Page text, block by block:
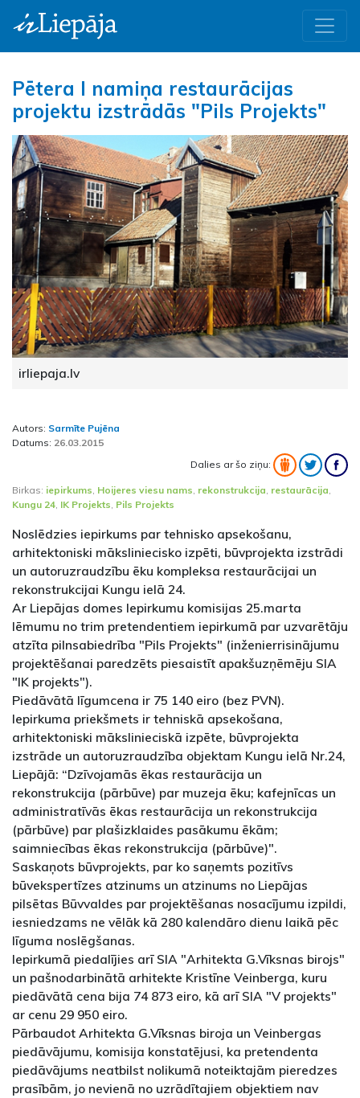
Pētera I namiņa restaurācijas
projektu izstrādās "Pils Projekts"
irliepaja.lv
Autors: Sarmīte Pujēna
Datums: 26.03.2015
Dalies ar šo ziņu:
Birkas: iepirkums, Hoijeres viesu nams, rekonstrukcija, restaurācija,
Kungu 24, IK Projekts, Pils Projekts
Noslēdzies iepirkums par tehnisko apsekošanu,
arhitektoniski māksliniecisko izpēti, būvprojekta izstrādi
un autoruzraudzību ēku kompleksa restaurācijai un
rekonstrukcijai Kungu ielā 24.
Ar Liepājas domes Iepirkumu komisijas 25.marta
lēmumu no trim pretendentiem iepirkumā par uzvarētāju
atzīta pilnsabiedrība "Pils Projekts" (inženierrisinājumu
projektēšanai paredzēts piesaistīt apakšuzņēmēju SIA
"IK projekts").
Piedāvātā līgumcena ir 75 140 eiro (bez PVN).
Iepirkuma priekšmets ir tehniskā apsekošana,
arhitektoniski mākslinieciskā izpēte, būvprojekta
izstrāde un autoruzraudzība objektam Kungu ielā Nr.24,
Liepājā: “Dzīvojamās ēkas restaurācija un
rekonstrukcija (pārbūve) par muzeja ēku; kafejnīcas un
administratīvās ēkas restaurācija un rekonstrukcija
(pārbūve) par plašizklaides pasākumu ēkām;
saimniecības ēkas rekonstrukcija (pārbūve)".
Saskaņots būvprojekts, par ko saņemts pozitīvs
būvekspertīzes atzinums un atzinums no Liepājas
pilsētas Būvvaldes par projektēšanas nosacījumu izpildi,
iesniedzams ne vēlāk kā 280 kalendāro dienu laikā pēc
līguma noslēgšanas.
Iepirkumā piedalījies arī SIA "Arhitekta G.Vīksnas birojs"
un pašnodarbinātā arhitekte Kristīne Veinberga, kuru
piedāvātā cena bija 74 873 eiro, kā arī SIA "V projekts"
ar cenu 29 950 eiro.
Pārbaudot Arhitekta G.Vīksnas biroja un Veinbergas
piedāvājumu, komisija konstatējusi, ka pretendenta
piedāvājums neatbilst nolikumā noteiktajām pieredzes
prasībām, jo nevienā no uzrādītajiem objektiem nav